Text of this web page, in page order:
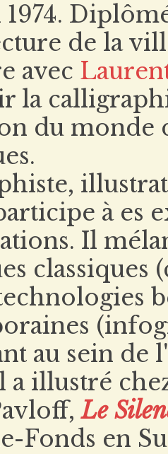
1974.
de la
avec
la
du monde
à es
Il
au sein de
a illustré
Le
Fonds en